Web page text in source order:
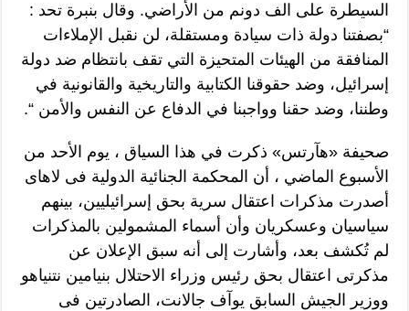
السيطرة على الف دونم من الأراضي. وقال بنبرة تحد :
“بصفتنا دولة ذات سيادة ومستقلة، لن نقبل الإملاءات
المنافقة من الهيئات المتحيزة التي تقف بانتظام ضد دولة
إسرائيل، وضد حقوقنا الكتابية والتاريخية والقانونية في
وطننا، وضد حقنا وواجبنا في الدفاع عن النفس والأمن “.
صحيفة «هآرتس» ذكرت في هذا السياق ، يوم الأحد من
الأسبوع الماضي ، أن المحكمة الجنائية الدولية فى لاهاى
أصدرت مذكرات اعتقال سرية بحق إسرائيليين، بينهم
سياسيان وعسكريان وأن أسماء المشمولين بالمذكرات
لم تُكشف بعد، وأشارت إلى أنه سبق الإعلان عن
مذكرتى اعتقال بحق رئيس وزراء الاحتلال بنيامين نتنياهو
ووزير الجيش السابق يوآف جالانت، الصادرتين فى